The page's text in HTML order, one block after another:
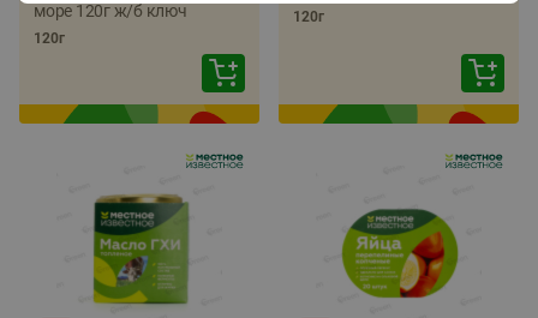
море 120г ж/б ключ
120г
120г